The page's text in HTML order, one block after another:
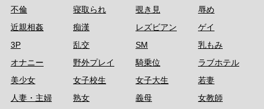
不倫 寝取られ 覗き見
辱め
近親相姦
痴漢 レズビアン
ゲイ
3P
乱交 SM
乳もみ
オナニー
野外プレイ 騎乗位
ラブホテル
美少女
女子校生 女子大生
若妻
人妻・主婦
熟女 義母 女教師